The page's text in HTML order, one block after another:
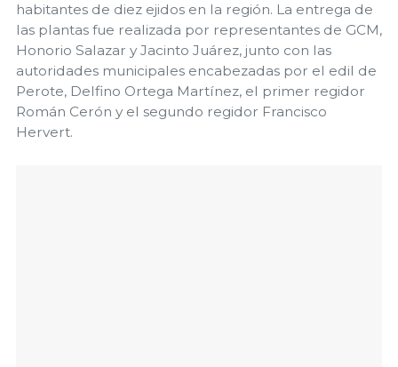
habitantes de diez ejidos en la región. La entrega de
las plantas fue realizada por representantes de GCM,
Honorio Salazar y Jacinto Juárez, junto con las
autoridades municipales encabezadas por el edil de
Perote, Delfino Ortega Martínez, el primer regidor
Román Cerón y el segundo regidor Francisco
Hervert.